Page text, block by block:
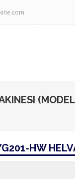
HW